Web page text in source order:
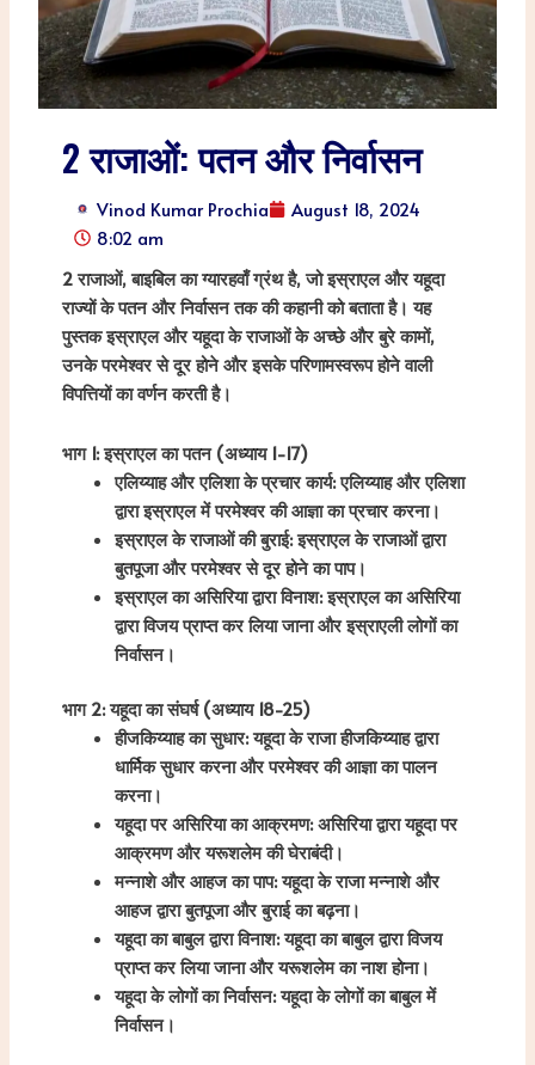
2 राजाओं: पतन और निर्वासन
Vinod Kumar Prochia
August 18, 2024
8:02 am
2 राजाओं, बाइबिल का ग्यारहवाँ ग्रंथ है, जो इस्राएल और यहूदा
राज्यों के पतन और निर्वासन तक की कहानी को बताता है। यह
पुस्तक इस्राएल और यहूदा के राजाओं के अच्छे और बुरे कामों,
उनके परमेश्वर से दूर होने और इसके परिणामस्वरूप होने वाली
विपत्तियों का वर्णन करती है।
भाग 1: इस्राएल का पतन (अध्याय 1-17)
एलिय्याह और एलिशा के प्रचार कार्य: एलिय्याह और एलिशा
द्वारा इस्राएल में परमेश्वर की आज्ञा का प्रचार करना।
इस्राएल के राजाओं की बुराई: इस्राएल के राजाओं द्वारा
बुतपूजा और परमेश्वर से दूर होने का पाप।
इस्राएल का असिरिया द्वारा विनाश: इस्राएल का असिरिया
द्वारा विजय प्राप्त कर लिया जाना और इस्राएली लोगों का
निर्वासन।
भाग 2: यहूदा का संघर्ष (अध्याय 18-25)
हीजकिय्याह का सुधार: यहूदा के राजा हीजकिय्याह द्वारा
धार्मिक सुधार करना और परमेश्वर की आज्ञा का पालन
करना।
यहूदा पर असिरिया का आक्रमण: असिरिया द्वारा यहूदा पर
आक्रमण और यरूशलेम की घेराबंदी।
मन्नाशे और आहज का पाप: यहूदा के राजा मन्नाशे और
आहज द्वारा बुतपूजा और बुराई का बढ़ना।
यहूदा का बाबुल द्वारा विनाश: यहूदा का बाबुल द्वारा विजय
प्राप्त कर लिया जाना और यरूशलेम का नाश होना।
यहूदा के लोगों का निर्वासन: यहूदा के लोगों का बाबुल में
निर्वासन।